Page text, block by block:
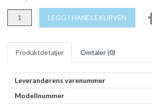
LEGG I HANDLEKURVEN
Produktdetaljer Omtaler (0)
Leverandørens varenummer
Modellnummer